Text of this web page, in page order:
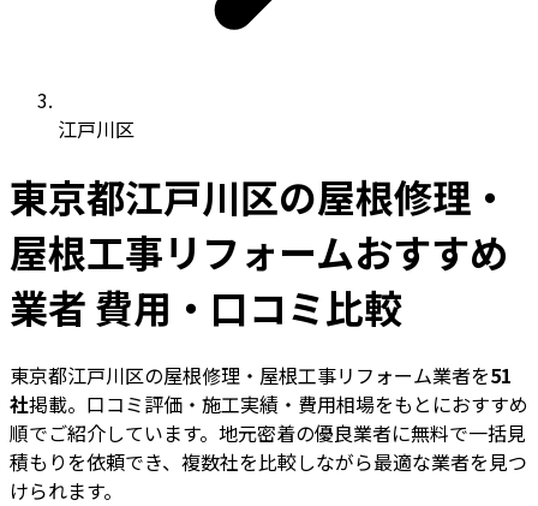
江戸川区
東京都江戸川区の屋根修理・
屋根工事リフォームおすすめ
業者 費用・口コミ比較
東京都江戸川区の屋根修理・屋根工事リフォーム業者を51
社掲載。口コミ評価・施工実績・費用相場をもとにおすすめ
順でご紹介しています。地元密着の優良業者に無料で一括見
積もりを依頼でき、複数社を比較しながら最適な業者を見つ
けられます。